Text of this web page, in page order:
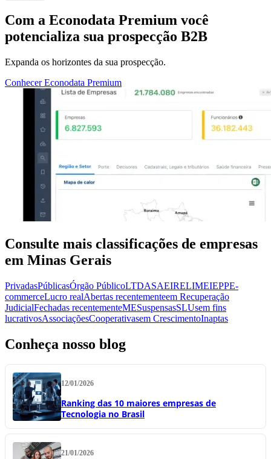
Com a Econodata Premium você
potencializa sua prospecção B2B
Expanda os horizontes da sua prospecção.
Conhecer Econodata Premium
Consulte mais classificações de empresas
em Minas Gerais
PrivadasPúblicasÓrgão PúblicoLTDASAEIRELIMEIEPPE-
commerceLucro realAbertas recentementeem Recuperação
JudicialFechadas recentementeMESuspensasSLUsem fins
lucrativosAssociaçõesCooperativasem CrescimentoInaptas
Conheça nosso blog
12/01/2026
Ranking das 10 maiores empresas de
Tecnologia no Brasil
21/01/2026